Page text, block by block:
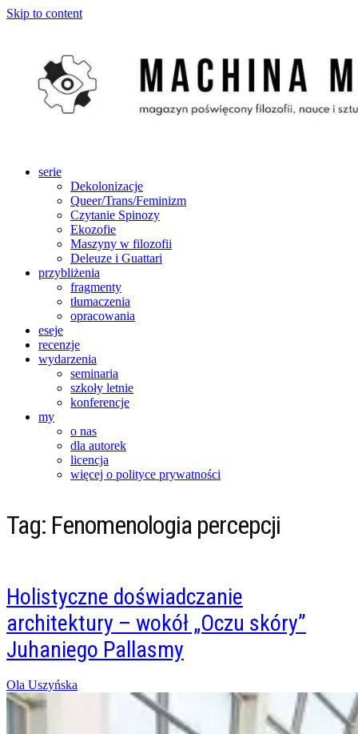
Skip to content
serie
Dekolonizacje
Queer/Trans/Feminizm
Czytanie Spinozy
Ekozofie
Maszyny w filozofii
Deleuze i Guattari
przybliżenia
fragmenty
tłumaczenia
opracowania
eseje
recenzje
wydarzenia
seminaria
szkoły letnie
konferencje
my
o nas
dla autorek
licencja
więcej o polityce prywatności
Tag: Fenomenologia percepcji
Holistyczne doświadczanie
architektury – wokół „Oczu skóry”
Juhaniego Pallasmy
Posted
on
21/03/2016
Ola Uszyńska